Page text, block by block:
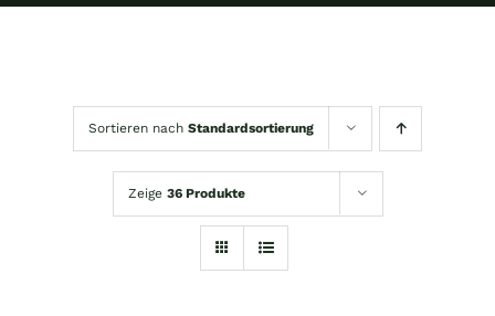
Sortieren nach Standardsortierung
Zeige 36 Produkte